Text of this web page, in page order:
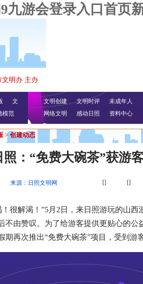
九游会登录入口首页
文明办 主办
文
视频
模范
文明创建 文明时评
未成年人
网络文明
感动日照 资料中心
> 创建动态
照：“免费大碗茶”获游
来源：日照文明网 [] []
解渴！”5月2日，来日照游玩的山西
不由赞叹。为了给游客提供更贴心的公
期再次推出“免费大碗茶”项目，受到游